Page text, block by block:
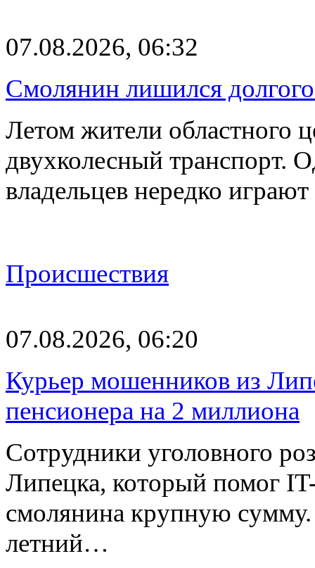
07.08.2026, 06:32
Смолянин лишился
Летом жители областного
двухколесный транспорт.
владельцев нередко
Происшествия
07.08.2026, 06:20
Курьер мошенников из
пенсионера на 2 миллиона
Сотрудники уголовного
Липецка, который помог
смолянина крупную
летний…